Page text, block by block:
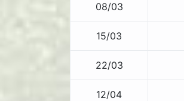
08/03
15/03
22/03
12/04